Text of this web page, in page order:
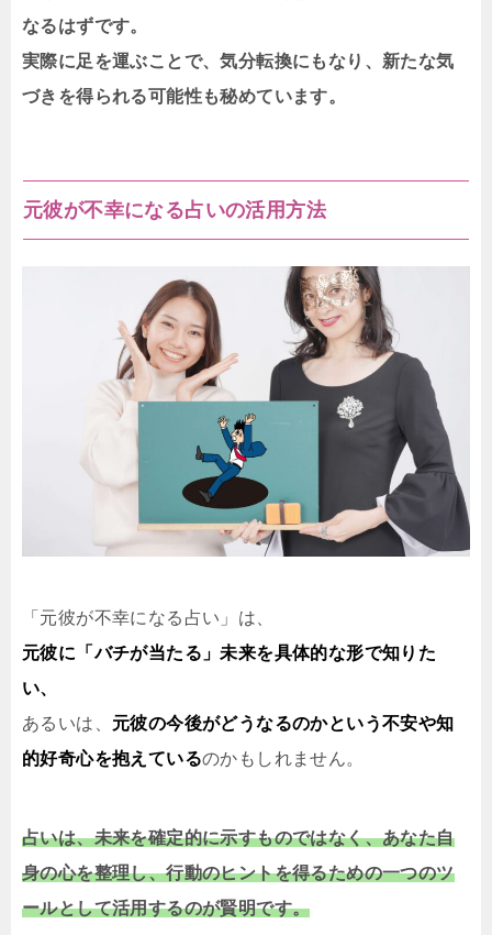
なるはずです。
実際に足を運ぶことで、気分転換にもなり、新たな気
づきを得られる可能性も秘めています。
元彼が不幸になる占いの活用方法
「元彼が不幸になる占い」は、
元彼に「バチが当たる」未来を具体的な形で知りた
い、
あるいは、 元彼の今後がどうなるのかという不安や知
的好奇心を抱えているのかもしれません。
占いは、未来を確定的に示すものではなく、あなた自
身の心を整理し、行動のヒントを得るための一つのツ
ールとして活用するのが賢明です。